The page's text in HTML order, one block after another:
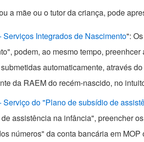
a mãe ou o tutor da criança, pode
Integrados de Nascimento":
podem, ao mesmo tempo,
automaticamente, através
da RAEM do recém-nascido, no
Serviço do "Plano de subsídio de
assistência na infância", preencher
números" da conta bancária em